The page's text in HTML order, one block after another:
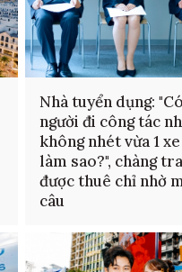
Nhà tuyển dụng:
người đi công tác
không nhét vừa 1
làm sao?", chàng
được thuê chỉ nhờ
câu